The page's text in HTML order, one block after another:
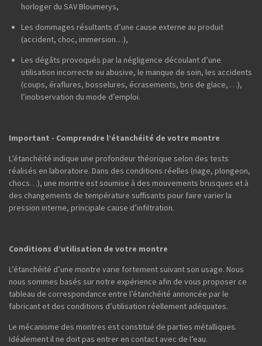
horloger du SAV Bloumerys,
Les dommages résultants d’une cause externe au produit
(accident, choc, immersion…),
Les dégâts provoqués par la négligence découlant d’une
utilisation incorrecte ou abusive, le manque de soin, les accidents
(coups, éraflures, bosselures, écrasements, bris de glace, …),
l’inobservation du mode d’emploi.
Important - Comprendre l’étanchéité de votre montre
L’étanchéité indique une profondeur théorique selon des tests
réalisés en laboratoire. Dans des conditions réelles (nage, plongeon,
chocs…), une montre est soumise à des mouvements brusques et à
des changements de température suffisants pour faire varier la
pression interne, principale cause d’infiltration.
Conditions d’utilisation de votre montre
L’étanchéité d’une montre varie fortement suivant son usage. Nous
nous sommes basés sur notre expérience afin de vous proposer ce
tableau de correspondance entre l’étanchéité annoncée par le
fabricant et des conditions d’utilisation réellement adéquates.
Le mécanisme des montres est constitué de parties métalliques.
Idéalement il ne doit pas entrer en contact avec de l’eau.